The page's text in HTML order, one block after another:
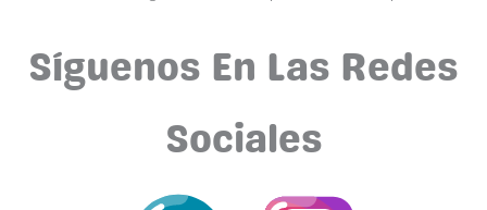
Síguenos En Las Redes
Sociales